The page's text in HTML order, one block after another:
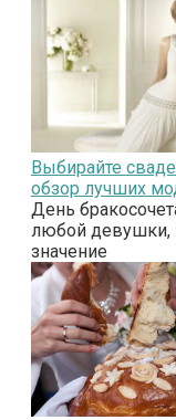
Выбирайте
обзор лучших
День
любой девушки,
значение